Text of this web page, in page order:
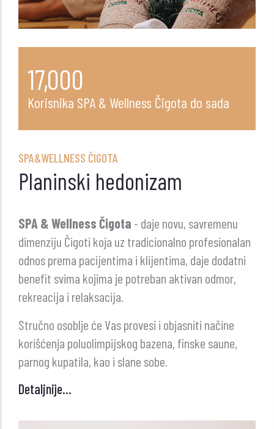
17,000
Korisnika SPA & Wellness Čigota do sada
SPA&WELLNESS ČIGOTA
Planinski hedonizam
SPA & Wellness Čigota - daje novu, savremenu
dimenziju Čigoti koja uz tradicionalno profesionalan
odnos prema pacijentima i klijentima, daje dodatni
benefit svima kojima je potreban aktivan odmor,
rekreacija i relaksacija.
Stručno osoblje će Vas provesi i objasniti načine
korišćenja poluolimpijskog bazena, finske saune,
parnog kupatila, kao i slane sobe.
Detaljnije...